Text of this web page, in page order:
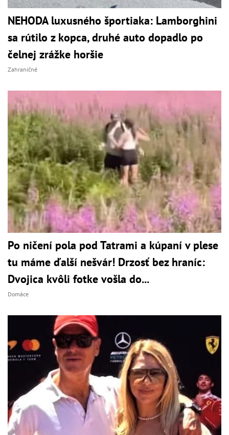
NEHODA luxusného športiaka: Lamborghini
sa rútilo z kopca, druhé auto dopadlo po
čelnej zrážke horšie
Zahraničné
Po ničení pola pod Tatrami a kúpaní v plese
tu máme ďalší nešvár! Drzosť bez hraníc:
Dvojica kvôli fotke vošla do...
Domáce